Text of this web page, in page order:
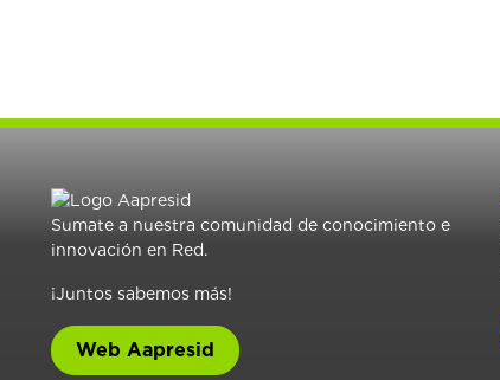
Sumate a nuestra comunidad de conocimiento e
innovación en Red.
¡Juntos sabemos más!
Web Aapresid